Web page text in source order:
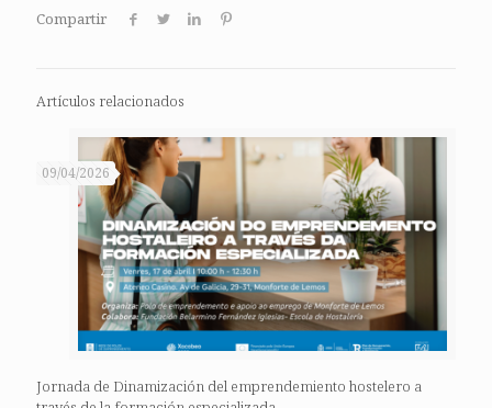
Compartir
Artículos relacionados
09/04/2026
Jornada de Dinamización del emprendemiento hostelero a